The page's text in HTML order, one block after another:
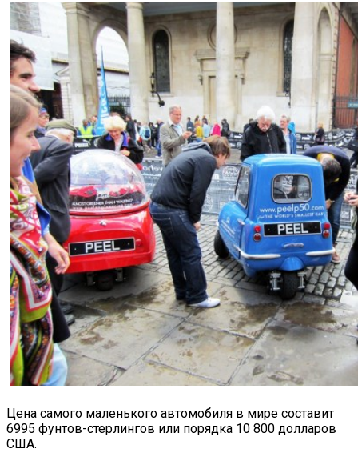
Цена самого маленького автомобиля в мире составит
6995 фунтов-стерлингов или порядка 10 800 долларов
США.